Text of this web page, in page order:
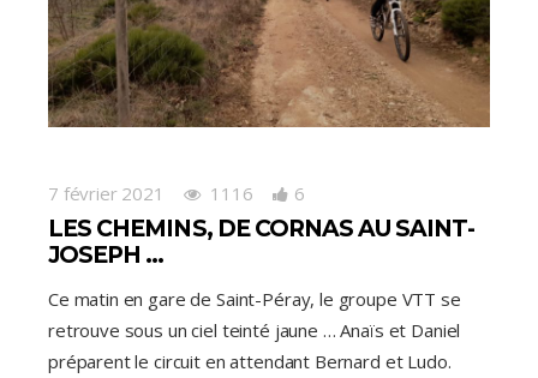
7 février 2021 1116 6
LES CHEMINS, DE CORNAS AU SAINT-
JOSEPH …
Ce matin en gare de Saint-Péray, le groupe VTT se
retrouve sous un ciel teinté jaune … Anaïs et Daniel
préparent le circuit en attendant Bernard et Ludo.